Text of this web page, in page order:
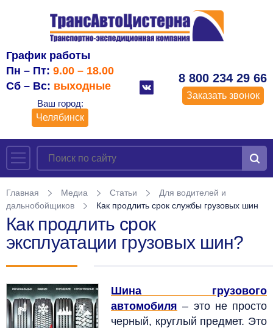
График работы
Пн – Пт: 9.00 – 18.00
Сб – Вс: выходные
Ваш город:
Челябинск
8 800 234 29 66
Заказать звонок
Главная Медиа Статьи
Для водителей и
дальнобойщиков
Как продлить срок службы грузовых шин
Как продлить срок
эксплуатации грузовых шин?
Шина грузового
автомобиля – это не просто
черный, круглый предмет. Это